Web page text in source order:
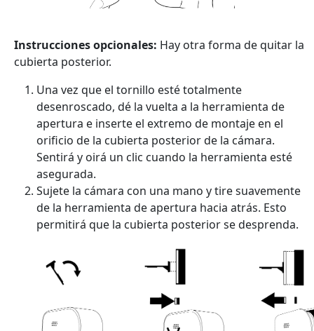
Instrucciones opcionales: Hay otra forma de quitar la
cubierta posterior.
Una vez que el tornillo esté totalmente
desenroscado, dé la vuelta a la herramienta de
apertura e inserte el extremo de montaje en el
orificio de la cubierta posterior de la cámara.
Sentirá y oirá un clic cuando la herramienta esté
asegurada.
Sujete la cámara con una mano y tire suavemente
de la herramienta de apertura hacia atrás. Esto
permitirá que la cubierta posterior se desprenda.